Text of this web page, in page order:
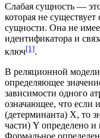
Слабая сущность —
которая не существует
сущности. Она не
идентификатора и
ключ[1].
В реляционной модели
определяющее
зависимости одного
означающее, что если
(детерминанта) X, то
части) Y определено и
Формальное